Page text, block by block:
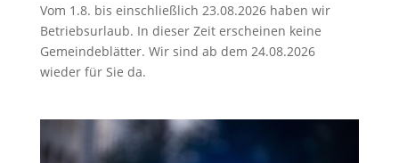
Vom 1.8. bis einschließlich 23.08.2026 haben wir
Betriebsurlaub. In dieser Zeit erscheinen keine
Gemeindeblätter. Wir sind ab dem 24.08.2026
wieder für Sie da.